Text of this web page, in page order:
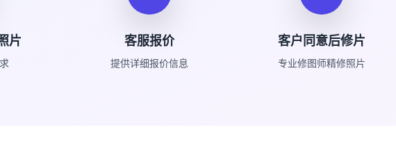
片 客服报价
提供详细报价信息
客户同意后修片
专业修图师精修照片